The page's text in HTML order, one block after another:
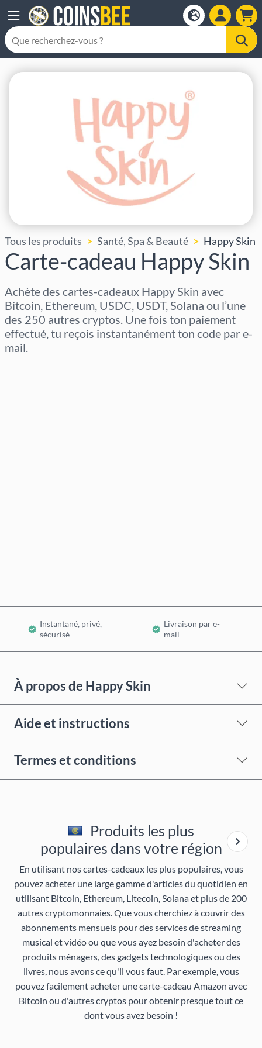
Tous les produits Santé, Spa & Beauté Happy Skin
Carte-cadeau Happy Skin
Achète des cartes-cadeaux Happy Skin avec
Bitcoin, Ethereum, USDC, USDT, Solana ou l’une
des 250 autres cryptos. Une fois ton paiement
effectué, tu reçois instantanément ton code par e-
mail.
Instantané, privé,
sécurisé
Livraison par e-
mail
À propos de Happy Skin
Aide et instructions
Termes et conditions
Produits les plus
populaires dans votre région
En utilisant nos cartes-cadeaux les plus populaires, vous
pouvez acheter une large gamme d'articles du quotidien en
utilisant Bitcoin, Ethereum, Litecoin, Solana et plus de 200
autres cryptomonnaies. Que vous cherchiez à couvrir des
abonnements mensuels pour des services de streaming
musical et vidéo ou que vous ayez besoin d'acheter des
produits ménagers, des gadgets technologiques ou des
livres, nous avons ce qu'il vous faut. Par exemple, vous
pouvez facilement acheter une carte-cadeau Amazon avec
Bitcoin ou d'autres cryptos pour obtenir presque tout ce
dont vous avez besoin !